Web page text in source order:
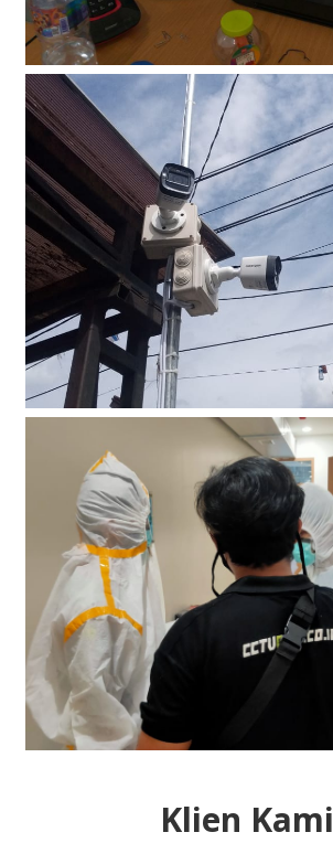
Klien Kami